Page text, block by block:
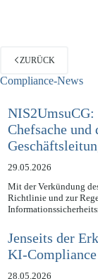
ZURÜCK
Chefsache und
Geschäftsleitung
29.05.2026
Mit der Verkündung
Richtlinie und zur
Jenseits der
KI-Compliance